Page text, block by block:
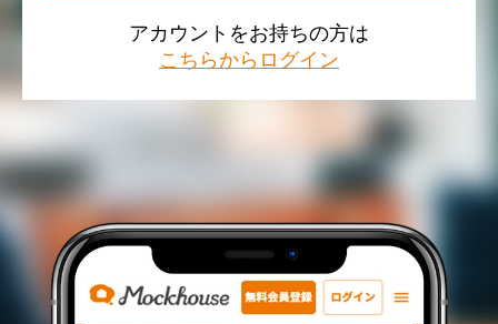
アカウントをお持ちの方は
こちらからログイン